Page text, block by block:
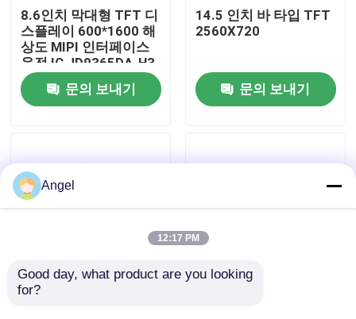
VR 전시회
우리에 대하여
공장 여행
품질 관리
연락주세요
8.6인치 막대형 TFT 디
스플레이 600*1600 해
상도 MIPI 인터페이스
운전 IC JD9365DA-H3
문의 보내기
14.5 인치 바 타입 TFT
2560X720
문의 보내기
1.65인치 바 타입 TFT
Angel
12:17 PM
Good day, what product are you looking
for?